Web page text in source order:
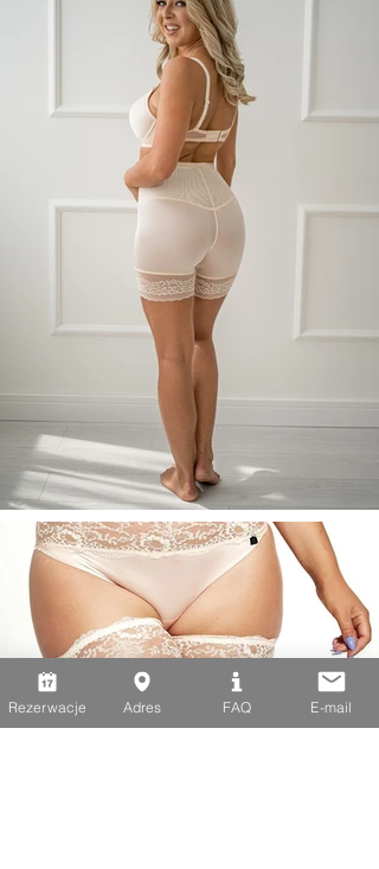
Rezerwacje Adres FAQ E-mail